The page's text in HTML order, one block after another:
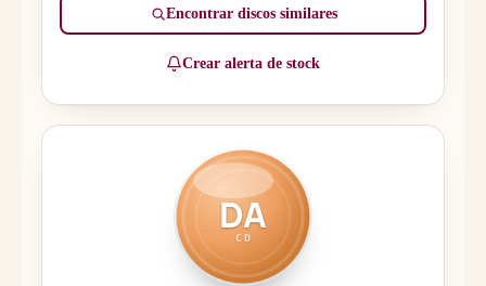
Encontrar discos similares
Crear alerta de stock
DA
CD